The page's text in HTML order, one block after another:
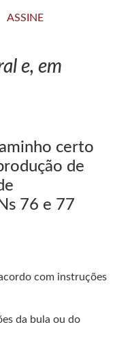
ASSINE
e, em
certo
de
76 e 77
com instruções
da bula ou do